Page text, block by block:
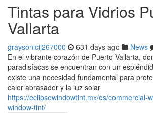
Tintas para Vidrios
Vallarta
graysonlcij267000 631 days ago News
En el vibrante corazón de Puerto Vallarta,
paradisíacas se encuentran con un
existe una necesidad fundamental para
calor abrasador y la luz solar
https://eclipsewindowtint.mx/es/commercial-
window-tint/